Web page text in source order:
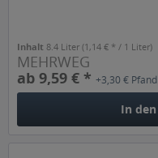
Inhalt 8.4 Liter(1,14 € * / 1 Liter)
MEHRWEG
ab 9,59 € *+3,30 € Pfand
In den